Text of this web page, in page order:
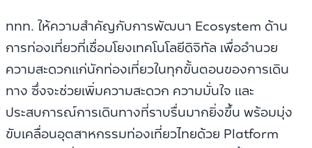
ททท. ให้ความสำคัญกับการพัฒนา Ecosystem ด้าน
การท่องเที่ยวที่เชื่อมโยงเทคโนโลยีดิจิทัล เพื่ออำนวย
ความสะดวกแก่นักท่องเที่ยวในทุกขั้นตอนของการเดิน
ทาง ซึ่งจะช่วยเพิ่มความสะดวก ความมั่นใจ และ
ประสบการณ์การเดินทางที่ราบรื่นมากยิ่งขึ้น พร้อมมุ่ง
ขับเคลื่อนอุตสาหกรรมท่องเที่ยวไทยด้วย Platform